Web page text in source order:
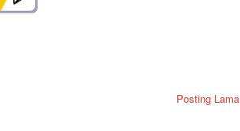
Posting Lama